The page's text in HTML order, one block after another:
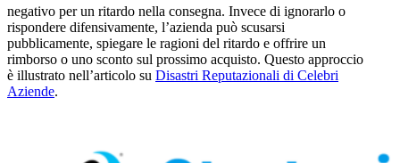
negativo per un ritardo nella consegna. Invece di ignorarlo o
rispondere difensivamente, l’azienda può scusarsi
pubblicamente, spiegare le ragioni del ritardo e offrire un
rimborso o uno sconto sul prossimo acquisto. Questo approccio
è illustrato nell’articolo su Disastri Reputazionali di Celebri
Aziende.